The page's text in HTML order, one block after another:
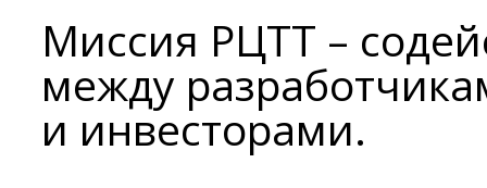
Миссия РЦТТ –
между
и инвесторами.